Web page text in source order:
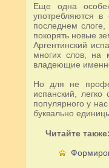
Еще одна
употребляются
последнем
покорять новые
Аргентинский
многих слов, на
владеющие
Но для не
испанский,
популярного у
буквально
Читайте также: